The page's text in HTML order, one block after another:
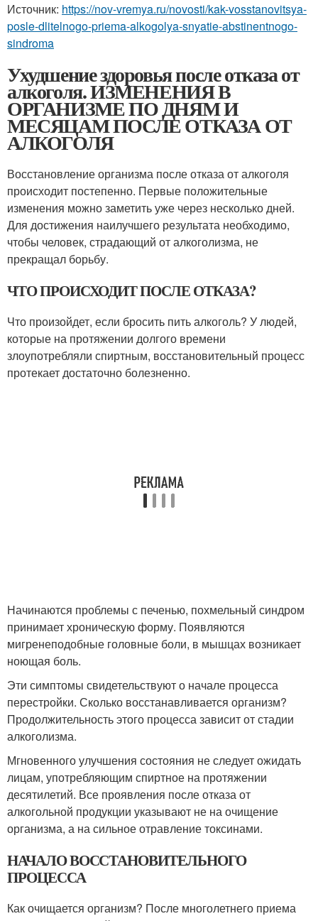
Источник: https://nov-vremya.ru/novosti/kak-vosstanovitsya-
posle-dlitelnogo-priema-alkogolya-snyatie-abstinentnogo-
sindroma
Ухудшение здоровья после отказа от
алкоголя. ИЗМЕНЕНИЯ В
ОРГАНИЗМЕ ПО ДНЯМ И
МЕСЯЦАМ ПОСЛЕ ОТКАЗА ОТ
АЛКОГОЛЯ
Восстановление организма после отказа от алкоголя
происходит постепенно. Первые положительные
изменения можно заметить уже через несколько дней.
Для достижения наилучшего результата необходимо,
чтобы человек, страдающий от алкоголизма, не
прекращал борьбу.
ЧТО ПРОИСХОДИТ ПОСЛЕ ОТКАЗА?
Что произойдет, если бросить пить алкоголь? У людей,
которые на протяжении долгого времени
злоупотребляли спиртным, восстановительный процесс
протекает достаточно болезненно.
Начинаются проблемы с печенью, похмельный синдром
принимает хроническую форму. Появляются
мигренеподобные головные боли, в мышцах возникает
ноющая боль.
Эти симптомы свидетельствуют о начале процесса
перестройки. Сколько восстанавливается организм?
Продолжительность этого процесса зависит от стадии
алкоголизма.
Мгновенного улучшения состояния не следует ожидать
лицам, употребляющим спиртное на протяжении
десятилетий. Все проявления после отказа от
алкогольной продукции указывают не на очищение
организма, а на сильное отравление токсинами.
НАЧАЛО ВОССТАНОВИТЕЛЬНОГО
ПРОЦЕССА
Как очищается организм? После многолетнего приема